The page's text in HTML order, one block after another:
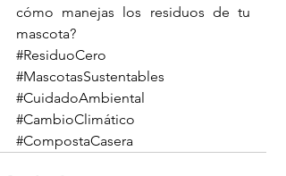
cómo manejas los residuos de tu
mascota?
#ResiduoCero
#MascotasSustentables
#CuidadoAmbiental
#CambioClimático
#CompostaCasera